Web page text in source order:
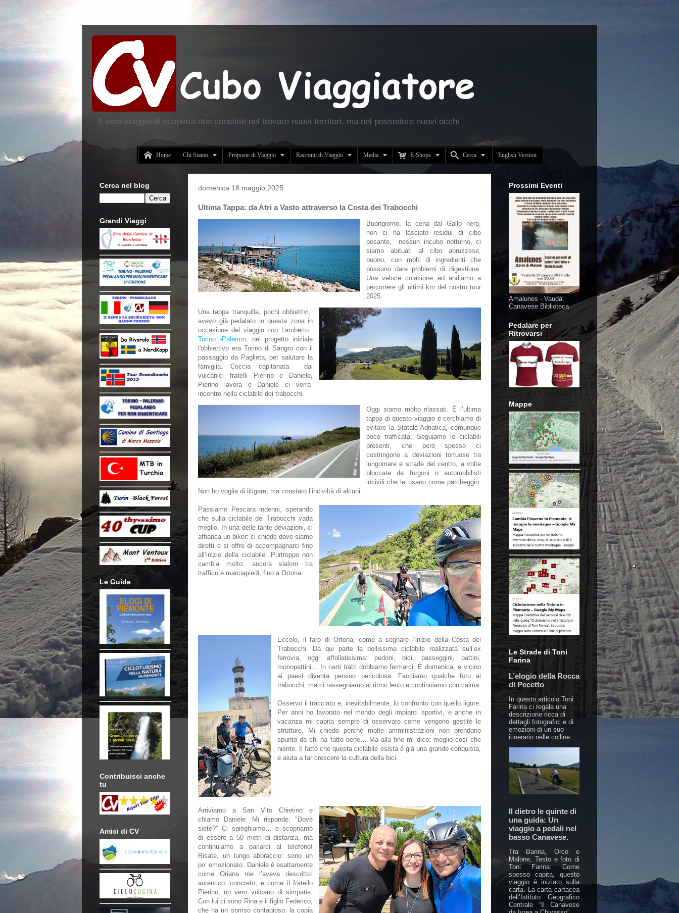
Il vero viaggio di scoperta non consiste nel trovare nuovi territori, ma nel possedere nuovi occhi
 Home Chi Siamo  Proposte di Viaggio  Racconti di Viaggio  Media   E-Shops   Cerca  English Version
domenica 18 maggio 2025
Ultima Tappa: da Atri a Vasto attraverso la Costa dei Trabocchi
Buongiorno, la cena dal Gallo nero,
non ci ha lasciato residui di cibo
pesante, nessun incubo notturno, ci
siamo abituati al cibo abruzzese,
buono, con molti di ingredienti che
possono dare problemi di digestione.
Una veloce colazione ed andiamo a
percorrere gli ultimi km del nostro tour
2025.
Una tappa tranquilla, pochi obbiettivi,
avevo già pedalato in questa zona in
occasione del viaggio con Lamberto,
Torino -Palermo, nel progetto iniziale
l'obbiettivo era Torino di Sangro con il
passaggio da Paglieta, per salutare la
famiglia. Coccia capitanata dai
vulcanici fratelli Pierino e Daniele,
Pierino lavora e Daniele ci verrà
incontro nella ciclabile dei trabocchi.
Oggi siamo molto rilassati. È l’ultima
tappa di questo viaggio e cerchiamo di
evitare la Statale Adriatica, comunque
poco trafficata. Seguiamo le ciclabili
presenti, che però spesso ci
costringono a deviazioni tortuose tra
lungomare e strade del centro, a volte
bloccate da furgoni o automobilisti
incivili che le usano come parcheggio.
Non ho voglia di litigare, ma constato l’inciviltà di alcuni.
Passiamo Pescara indenni, sperando
che sulla ciclabile dei Trabocchi vada
meglio. In una delle tante deviazioni, ci
affianca un biker: ci chiede dove siamo
diretti e si offre di accompagnarci fino
all’inizio della ciclabile. Purtroppo non
cambia molto: ancora slalom tra
traffico e marciapiedi, fino a Ortona.
Eccolo, il faro di Ortona, come a segnare l’inizio della Costa dei
Trabocchi. Da qui parte la bellissima ciclabile realizzata sull’ex
ferrovia, oggi affollatissima: pedoni, bici, passeggini, pattini,
monopattini… In certi tratti dobbiamo fermarci. È domenica, e vicino
ai paesi diventa persino pericolosa. Facciamo qualche foto ai
trabocchi, ma ci rassegniamo al ritmo lento e continuiamo con calma.
Osservo il tracciato e, inevitabilmente, lo confronto con quello ligure.
Per anni ho lavorato nel mondo degli impianti sportivi, e anche in
vacanza mi capita sempre di osservare come vengono gestite le
strutture. Mi chiedo perché molte amministrazioni non prendano
spunto da chi ha fatto bene… Ma alla fine mi dico: meglio così che
niente. Il fatto che questa ciclabile esista è già una grande conquista,
e aiuta a far crescere la cultura della bici.
Arriviamo a San Vito Chietino e
chiamo Daniele. Mi risponde: "Dove
siete?" Ci spieghiamo… e scopriamo
di essere a 50 metri di distanza, ma
continuiamo a parlarci al telefono!
Risate, un lungo abbraccio: sono un
po’ emozionato. Daniele è esattamente
come Oriana me l’aveva descritto:
autentico, concreto, e come il fratello
Pierino, un vero vulcano di simpatia.
Con lui ci sono Rina e il figlio Federico,
che ha un sorriso contagioso: la copia
Cerca nel blog
Grandi Viaggi
Le Guide
Contribuisci anche
tu
Amici di CV
Prossimi Eventi
Amalunes - Vauda
Canavese Biblioteca
Pedalare per
Ritrovarsi
Mappe
Le Strade di Toni
Farina
L’elogio della Rocca
di Pecetto
In questo articolo Toni
Farina ci regala una
descrizione ricca di
dettagli fotografici e di
emozioni di un suo
itinerario nelle colline ...
Il dietro le quinte di
una guida: Un
viaggio a pedali nel
basso Canavese.
Tra Banna, Orco e
Malone, Testo e foto di
Toni Farina. Come
spesso capita, questo
viaggio è iniziato sulla
carta. La carta cartacea
dell’Istituto Geografico
Centrale “Il Canavese